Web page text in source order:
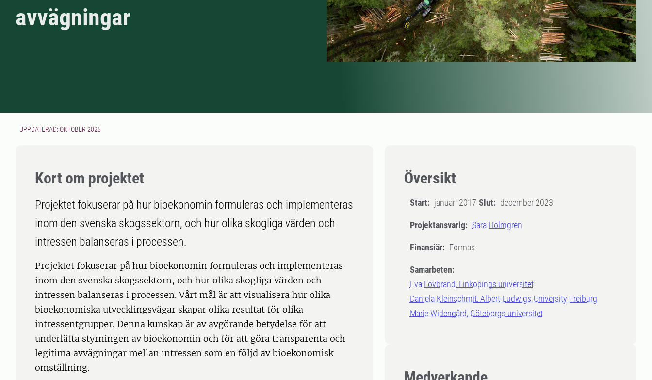
avvägningar
UPPDATERAD: OKTOBER 2025
Översikt
Start: januari 2017 Slut: december 2023
Projektansvarig: Sara Holmgren
Finansiär: Formas
Samarbeten:
Eva Lövbrand, Linköpings universitet
Daniela Kleinschmit, Albert-Ludwigs-University Freiburg
Marie Widengård, Göteborgs universitet
Kort om projektet
Projektet fokuserar på hur bioekonomin formuleras och implementeras
inom den svenska skogssektorn, och hur olika skogliga värden och
intressen balanseras i processen.
Projektet fokuserar på hur bioekonomin formuleras och implementeras
inom den svenska skogssektorn, och hur olika skogliga värden och
intressen balanseras i processen. Vårt mål är att visualisera hur olika
bioekonomiska utvecklingsvägar skapar olika resultat för olika
intressentgrupper. Denna kunskap är av avgörande betydelse för att
underlätta styrningen av bioekonomin och för att göra transparenta och
legitima avvägningar mellan intressen som en följd av bioekonomisk
omställning.